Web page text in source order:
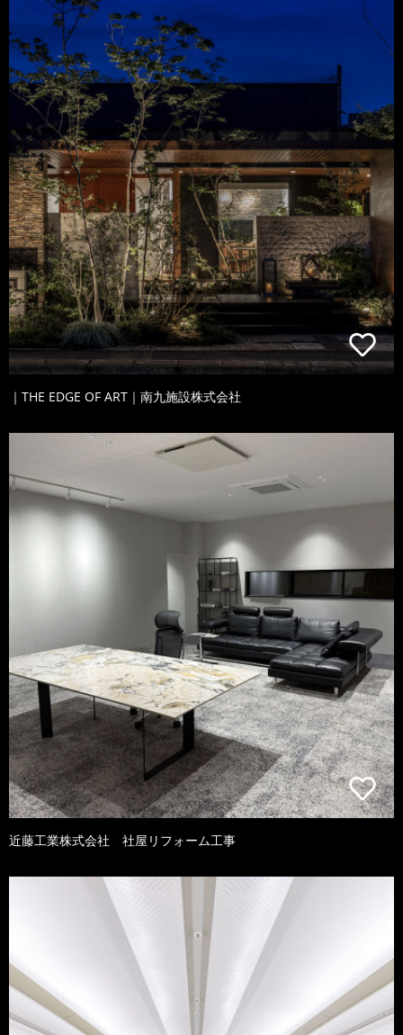
｜THE EDGE OF ART｜南九施設株式会社
近藤工業株式会社 社屋リフォーム工事